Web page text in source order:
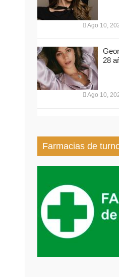
Ago 10,
28
Ago 10,
Farmacias de